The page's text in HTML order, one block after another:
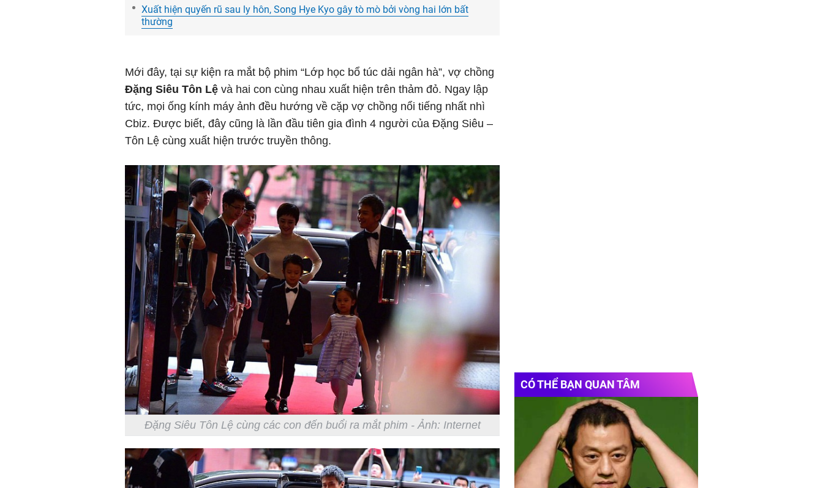
Xuất hiện quyến rũ sau ly hôn, Song Hye Kyo gây tò mò bởi vòng hai lớn bất
thường
Mới đây, tại sự kiện ra mắt bộ phim “Lớp học bổ túc dải ngân hà”, vợ chồng
Đặng Siêu Tôn Lệ và hai con cùng nhau xuất hiện trên thảm đỏ. Ngay lập
tức, mọi ống kính máy ảnh đều hướng về cặp vợ chồng nổi tiếng nhất nhì
Cbiz. Được biết, đây cũng là lần đầu tiên gia đình 4 người của Đặng Siêu –
Tôn Lệ cùng xuất hiện trước truyền thông.
Đặng Siêu Tôn Lệ cùng các con đến buổi ra mắt phim - Ảnh: Internet
CÓ THỂ BẠN QUAN TÂM